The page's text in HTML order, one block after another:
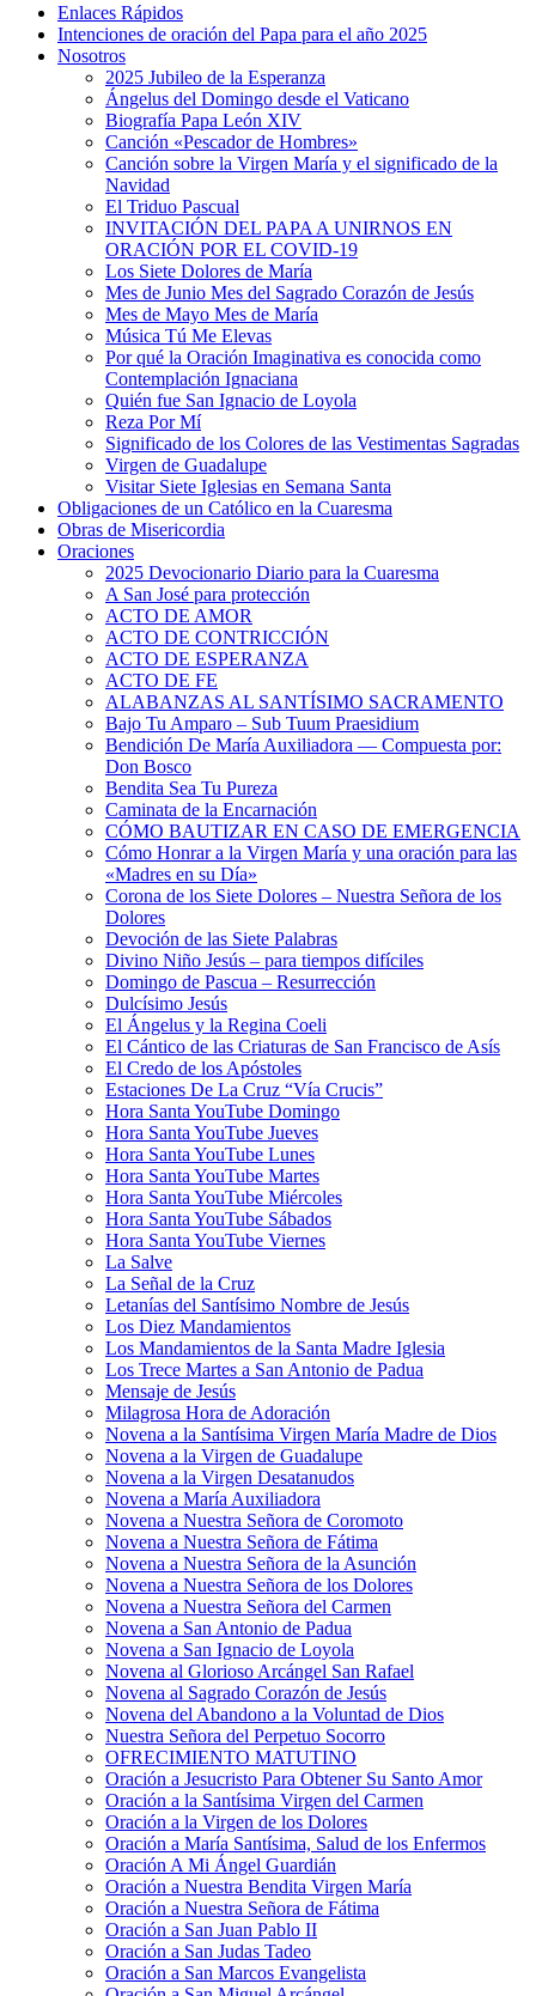
Enlaces Rápidos
Intenciones de oración del Papa para el año 2025
Nosotros
2025 Jubileo de la Esperanza
Ángelus del Domingo desde el Vaticano
Biografía Papa León XIV
Canción «Pescador de Hombres»
Canción sobre la Virgen María y el significado de la
Navidad
El Triduo Pascual
INVITACIÓN DEL PAPA A UNIRNOS EN
ORACIÓN POR EL COVID-19
Los Siete Dolores de María
Mes de Junio Mes del Sagrado Corazón de Jesús
Mes de Mayo Mes de María
Música Tú Me Elevas
Por qué la Oración Imaginativa es conocida como
Contemplación Ignaciana
Quién fue San Ignacio de Loyola
Reza Por Mí
Significado de los Colores de las Vestimentas Sagradas
Virgen de Guadalupe
Visitar Siete Iglesias en Semana Santa
Obligaciones de un Católico en la Cuaresma
Obras de Misericordia
Oraciones
2025 Devocionario Diario para la Cuaresma
A San José para protección
ACTO DE AMOR
ACTO DE CONTRICCIÓN
ACTO DE ESPERANZA
ACTO DE FE
ALABANZAS AL SANTÍSIMO SACRAMENTO
Bajo Tu Amparo – Sub Tuum Praesidium
Bendición De María Auxiliadora — Compuesta por:
Don Bosco
Bendita Sea Tu Pureza
Caminata de la Encarnación
CÓMO BAUTIZAR EN CASO DE EMERGENCIA
Cómo Honrar a la Virgen María y una oración para las
«Madres en su Día»
Corona de los Siete Dolores – Nuestra Señora de los
Dolores
Devoción de las Siete Palabras
Divino Niño Jesús – para tiempos difíciles
Domingo de Pascua – Resurrección
Dulcísimo Jesús
El Ángelus y la Regina Coeli
El Cántico de las Criaturas de San Francisco de Asís
El Credo de los Apóstoles
Estaciones De La Cruz “Vía Crucis”
Hora Santa YouTube Domingo
Hora Santa YouTube Jueves
Hora Santa YouTube Lunes
Hora Santa YouTube Martes
Hora Santa YouTube Miércoles
Hora Santa YouTube Sábados
Hora Santa YouTube Viernes
La Salve
La Señal de la Cruz
Letanías del Santísimo Nombre de Jesús
Los Diez Mandamientos
Los Mandamientos de la Santa Madre Iglesia
Los Trece Martes a San Antonio de Padua
Mensaje de Jesús
Milagrosa Hora de Adoración
Novena a la Santísima Virgen María Madre de Dios
Novena a la Virgen de Guadalupe
Novena a la Virgen Desatanudos
Novena a María Auxiliadora
Novena a Nuestra Señora de Coromoto
Novena a Nuestra Señora de Fátima
Novena a Nuestra Señora de la Asunción
Novena a Nuestra Señora de los Dolores
Novena a Nuestra Señora del Carmen
Novena a San Antonio de Padua
Novena a San Ignacio de Loyola
Novena al Glorioso Arcángel San Rafael
Novena al Sagrado Corazón de Jesús
Novena del Abandono a la Voluntad de Dios
Nuestra Señora del Perpetuo Socorro
OFRECIMIENTO MATUTINO
Oración a Jesucristo Para Obtener Su Santo Amor
Oración a la Santísima Virgen del Carmen
Oración a la Virgen de los Dolores
Oración a María Santísima, Salud de los Enfermos
Oración A Mi Ángel Guardián
Oración a Nuestra Bendita Virgen María
Oración a Nuestra Señora de Fátima
Oración a San Juan Pablo II
Oración a San Judas Tadeo
Oración a San Marcos Evangelista